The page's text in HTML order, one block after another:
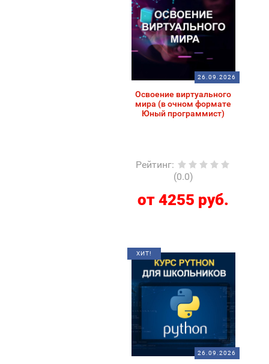
26.09.2026
Освоение виртуального
мира (в очном формате
Юный программист)
Рейтинг:
(0.0)
от 4255 руб.
ХИТ!
26.09.2026